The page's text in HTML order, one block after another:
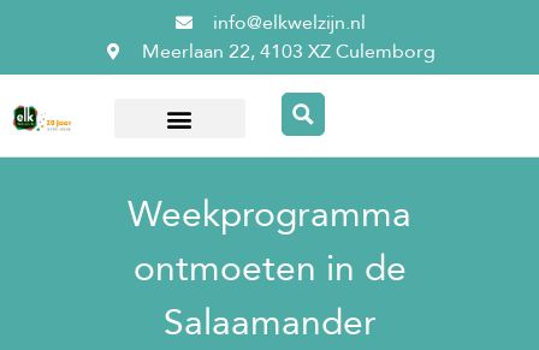
info@elkwelzijn.nl
Meerlaan 22, 4103 XZ Culemborg
Weekprogramma
ontmoeten in de
Salaamander